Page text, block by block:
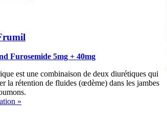
Furosemide 5mg + 40mg
est une combinaison de deux diurétiques qui
la rétention de fluides (œdème) dans les jambes
»